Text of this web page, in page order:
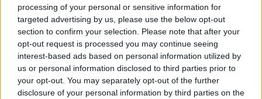
processing of your personal or sensitive information for
targeted advertising by us, please use the below opt-out
section to confirm your selection. Please note that after your
opt-out request is processed you may continue seeing
interest-based ads based on personal information utilized by
us or personal information disclosed to third parties prior to
your opt-out. You may separately opt-out of the further
disclosure of your personal information by third parties on the